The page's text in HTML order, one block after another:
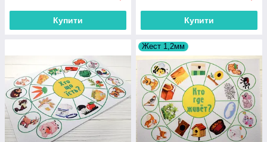
Купити Купити
Жест 1,2мм